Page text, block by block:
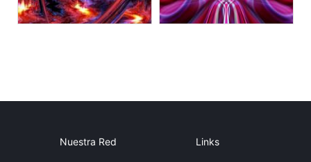
Nuestra Red Links